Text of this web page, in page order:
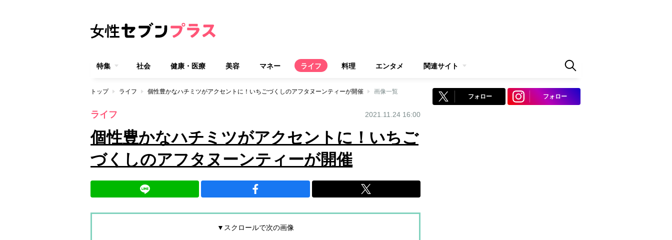
特集 社会 健康・医療 美容 マネー ライフ 料理 エンタメ 関連サイト
トップ ライフ 個性豊かなハチミツがアクセントに！いちごづくしのアフタヌーンティーが開催 画像一覧
ライフ 2021.11.24 16:00
個性豊かなハチミツがアクセントに！いちご
づくしのアフタヌーンティーが開催
▼スクロールで次の画像
フォロー フォロー